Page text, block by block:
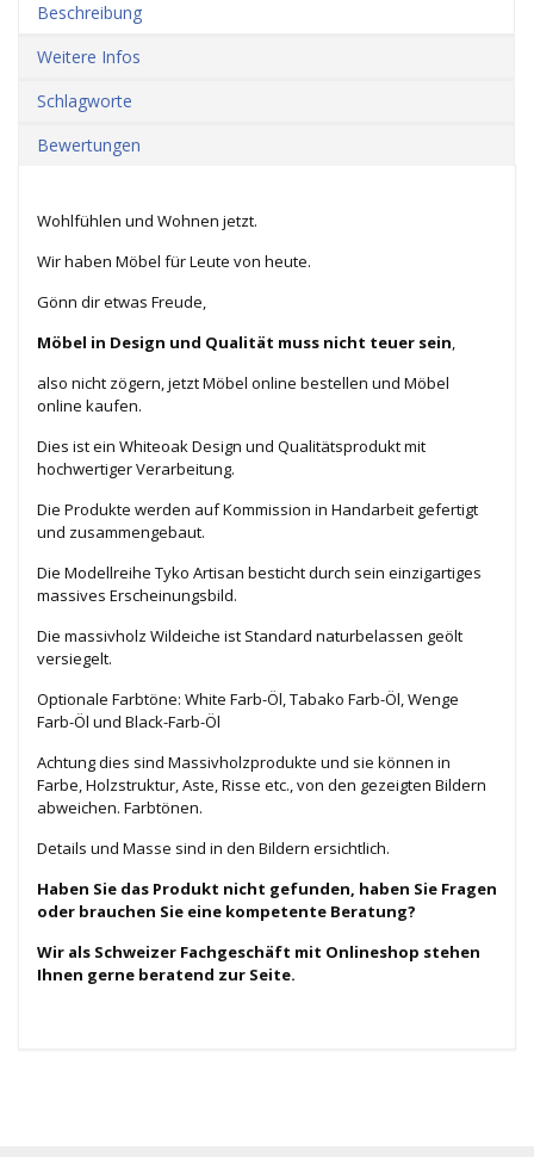
Beschreibung
Weitere Infos
Schlagworte
Bewertungen
Wohlfühlen und Wohnen jetzt.
Wir haben Möbel für Leute von heute.
Gönn dir etwas Freude,
Möbel in Design und Qualität muss nicht teuer sein,
also nicht zögern, jetzt Möbel online bestellen und Möbel
online kaufen.
Dies ist ein Whiteoak Design und Qualitätsprodukt mit
hochwertiger Verarbeitung.
Die Produkte werden auf Kommission in Handarbeit gefertigt
und zusammengebaut.
Die Modellreihe Tyko Artisan besticht durch sein einzigartiges
massives Erscheinungsbild.
Die massivholz Wildeiche ist Standard naturbelassen geölt
versiegelt.
Optionale Farbtöne: White Farb-Öl, Tabako Farb-Öl, Wenge
Farb-Öl und Black-Farb-Öl
Achtung dies sind Massivholzprodukte und sie können in
Farbe, Holzstruktur, Aste, Risse etc., von den gezeigten Bildern
abweichen. Farbtönen.
Details und Masse sind in den Bildern ersichtlich.
Haben Sie das Produkt nicht gefunden, haben Sie Fragen
oder brauchen Sie eine kompetente Beratung?
Wir als Schweizer Fachgeschäft mit Onlineshop stehen
Ihnen gerne beratend zur Seite.